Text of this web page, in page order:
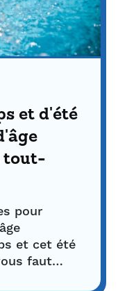
et d'été
tout-
pour
et cet été
faut…